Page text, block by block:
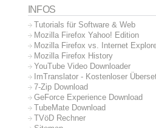
INFOS
Tutorials für Software & Web
Mozilla Firefox Yahoo! Edition
Mozilla Firefox vs. Internet
Mozilla Firefox History
YouTube Video Downloader
ImTranslator - Kostenloser
7-Zip Download
GeForce Experience Download
TubeMate Download
TVöD Rechner